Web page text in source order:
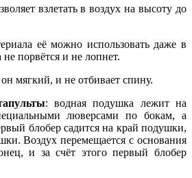
взлетать в воздух на высоту до
её можно использовать даже в
порвётся и не лопнет.
мягкий, и не отбивает спину.
: водная подушка лежит на
люверсами по бокам, а
блобер садится на край подушки,
Воздух перемещается с основания
и за счёт этого первый блобер